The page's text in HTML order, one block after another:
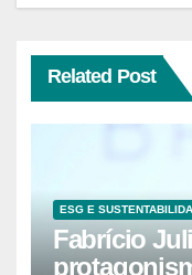
Related Post
ESG E
Fabrício